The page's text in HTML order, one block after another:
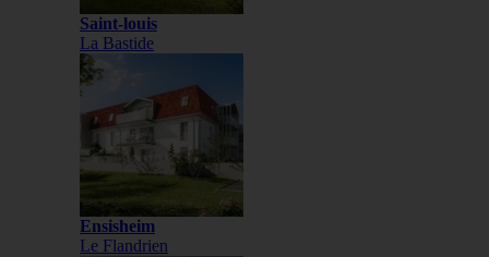
Saint-louis
La Bastide
Ensisheim
Le Flandrien